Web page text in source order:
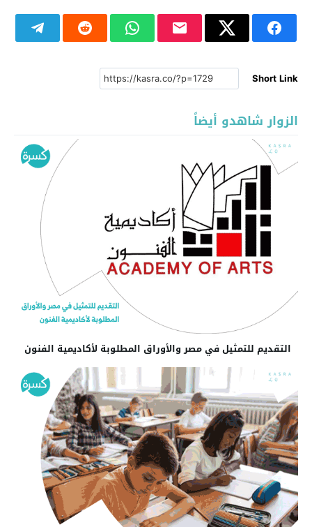
Short Link
الزوار شاهدو أيضاً
التقديم للتمثيل في مصر والأوراق المطلوبة لأكاديمية الفنون